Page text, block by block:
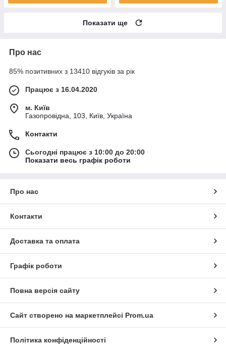
Показати ще
Про нас
85% позитивних з 13410 відгуків за рік
Працює з 16.04.2020
м. Київ
Газопровідна, 103, Київ, Україна
Контакти
Сьогодні працює з 10:00 до 20:00
Показати весь графік роботи
Про нас
Контакти
Доставка та оплата
Графік роботи
Повна версія сайту
Сайт створено на маркетплейсі Prom.ua
Політика конфіденційності